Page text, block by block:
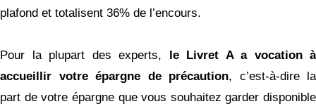
plafond et totalisent 36% de l’encours.
Pour la plupart des experts,
le Livret A a vocation à
accueillir votre épargne de précaution, c’est-à-dire la
part de votre épargne que vous souhaitez garder disponible